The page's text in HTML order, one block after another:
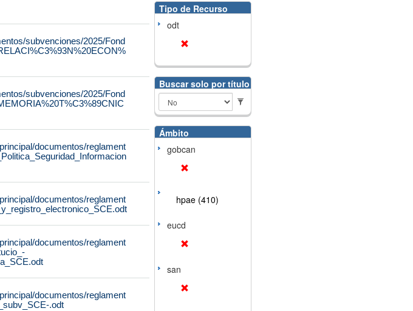
subvenciones/2025/Fond
subvenciones/2025/Fond
documentos/reglament
documentos/reglament
documentos/reglament
documentos/reglament
.odt
Tipo de Recurso
odt
Buscar solo por título
Ámbito
gobcan
hpae (410)
eucd
san